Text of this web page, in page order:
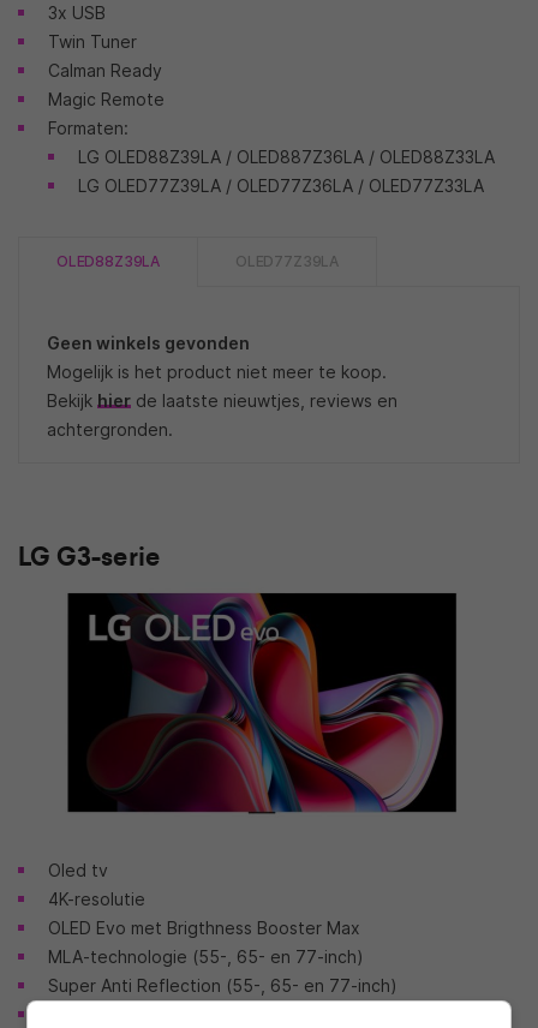
3x USB
Twin Tuner
Calman Ready
Magic Remote
Formaten:
LG OLED88Z39LA / OLED887Z36LA / OLED88Z33LA
LG OLED77Z39LA / OLED77Z36LA / OLED77Z33LA
OLED88Z39LA OLED77Z39LA
Geen winkels gevonden
Mogelijk is het product niet meer te koop.
Bekijk hierde laatste nieuwtjes, reviews en
achtergronden.
LG G3-serie
Oled tv
4K-resolutie
OLED Evo met Brigthness Booster Max
MLA-technologie (55-, 65- en 77-inch)
Super Anti Reflection (55-, 65- en 77-inch)